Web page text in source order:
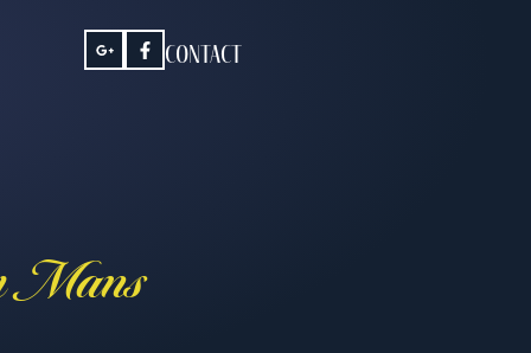
contact
Mans